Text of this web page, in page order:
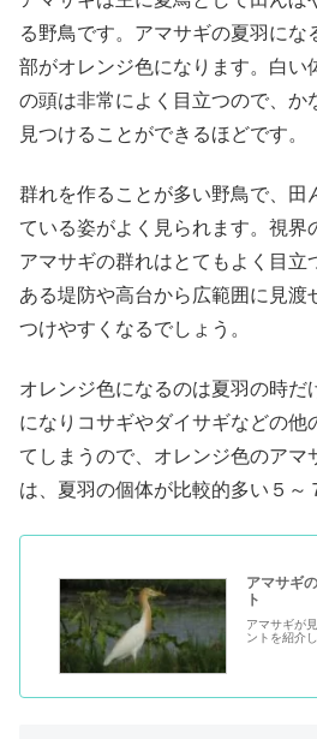
る野鳥です。アマサギの夏羽にな
部がオレンジ色になります。白い
の頭は非常によく目立つので、か
見つけることができるほどです。
群れを作ることが多い野鳥で、田
ている姿がよく見られます。視界
アマサギの群れはとてもよく目立
ある堤防や高台から広範囲に見渡
つけやすくなるでしょう。
オレンジ色になるのは夏羽の時だ
になりコサギやダイサギなどの他
てしまうので、オレンジ色のアマ
は、夏羽の個体が比較的多い５～
アマサギ
ト
アマサギが
ントを紹介